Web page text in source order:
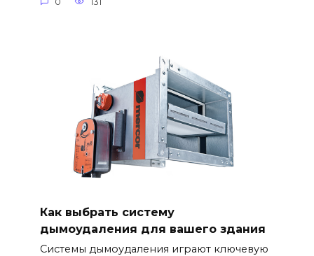
Как выбрать систему
дымоудаления для вашего здания
Системы дымоудаления играют ключевую